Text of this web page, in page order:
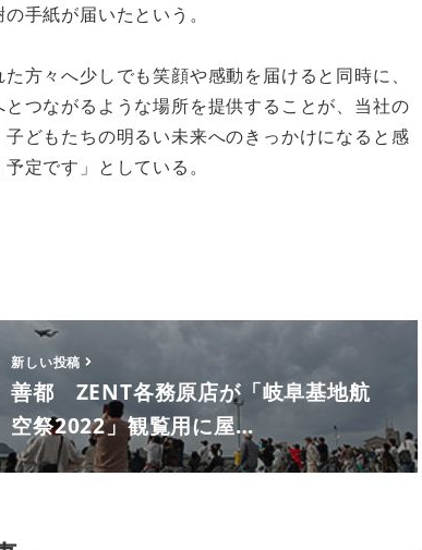
手紙が届いたという。
方々へ少しでも笑顔や感動を届けると同時に、
つながるような場所を提供することが、当社の
どもたちの明るい未来へのきっかけになると感
定です」としている。
新しい投稿
善都 ZENT各務原店が「岐阜基地航
空祭2022」観覧用に屋…